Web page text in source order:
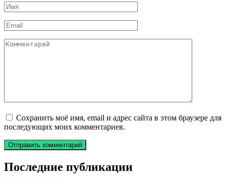
Имя
*
Email
*
Комментарий
Сохранить моё имя, email и адрес сайта в этом браузере для
последующих моих комментариев.
Последние публикации